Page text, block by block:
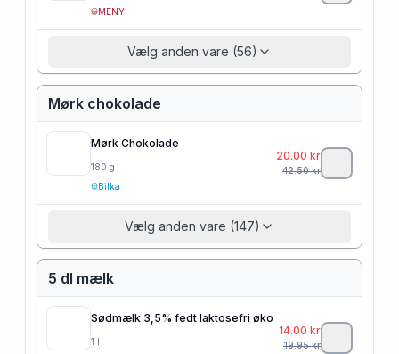
MENY
Vælg anden vare (56)
Mørk chokolade
Mørk Chokolade
180 g
Bilka
20.00 kr
42.50kr
Vælg anden vare (147)
5 dl mælk
Sødmælk 3,5% fedt laktosefri øko
1 l
14.00 kr
19.95kr